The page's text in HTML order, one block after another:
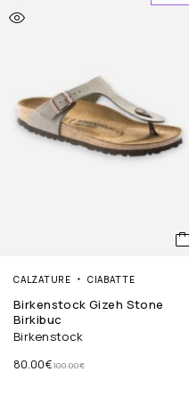
CALZATURE CIABATTE
Birkenstock Gizeh Stone
Birkibuc
Birkenstock
100.00€
80.00€